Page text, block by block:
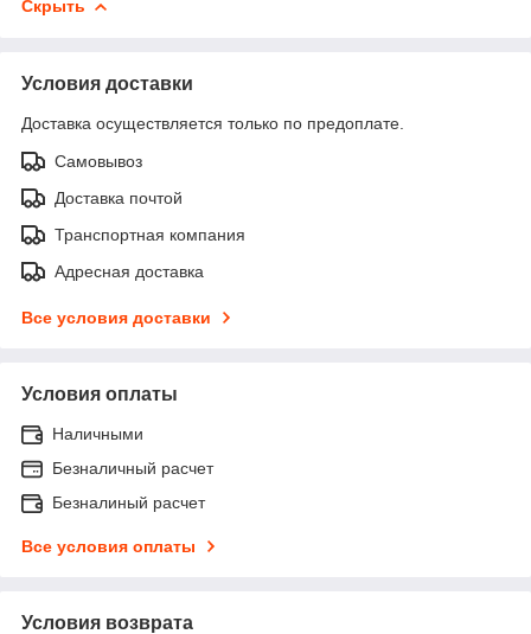
Скрыть
Условия доставки
Доставка осуществляется только по предоплате.
Самовывоз
Доставка почтой
Транспортная компания
Адресная доставка
Все условия доставки
Условия оплаты
Наличными
Безналичный расчет
Безналиный расчет
Все условия оплаты
Условия возврата